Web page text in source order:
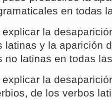
en todas
explicar la
latinas y la aparición
no latinas en todas
explicar la
de los verbos